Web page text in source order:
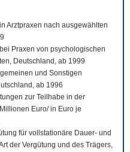
Arztpraxen nach ausgewählten
Praxen von psychologischen
Deutschland, ab 1999
und Sonstigen
ab 1996
zur Teilhabe in der
Euro/ in Euro je
für vollstationäre Dauer- und
der Vergütung und des Trägers,